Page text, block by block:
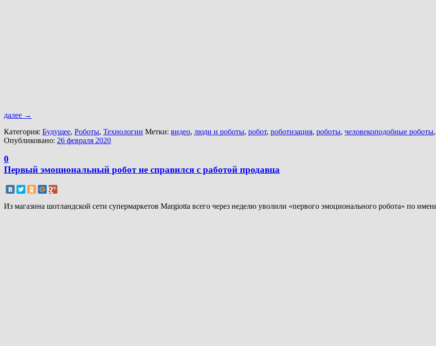
далее →
Категория: Будущее, Роботы, Технологии Метки: видео, люди и роботы, робот, роботизация, роботы, человекоподобные роботы
Опубликовано: 26 февраля 2020
0
Первый эмоциональный робот не справился с работой продавца
Из магазина шотландской сети супермаркетов Margiotta всего через неделю уволили «первого эмоционального робота» по